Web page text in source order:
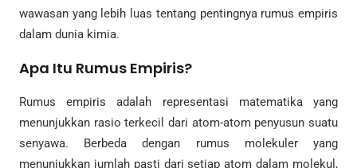
wawasan yang lebih luas tentang pentingnya rumus empiris
dalam dunia kimia.
Apa Itu Rumus Empiris?
Rumus empiris adalah representasi matematika yang
menunjukkan rasio terkecil dari atom-atom penyusun suatu
senyawa. Berbeda dengan rumus molekuler yang
menunjukkan jumlah pasti dari setiap atom dalam molekul,